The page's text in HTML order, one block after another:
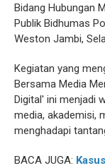
Bidang Hubungan
Publik Bidhumas
Weston Jambi,
Kegiatan yang
Bersama Media
Digital' ini menjadi
media, akademisi,
menghadapi
BACA JUGA: